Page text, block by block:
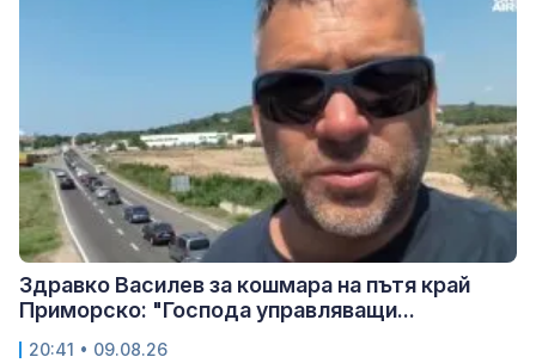
Здравко Василев за кошмара на пътя край
Приморско: "Господа управляващи...
20:41 • 09.08.26